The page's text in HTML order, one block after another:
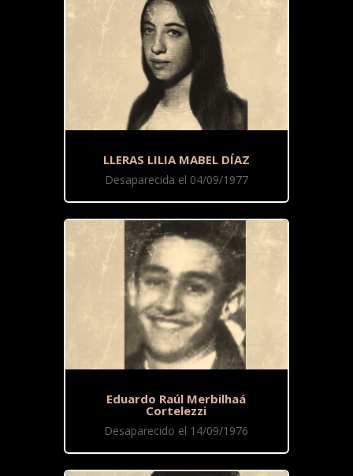
LLERAS LILIA MABEL DÍAZ
Desaparecida el 04/09/1977
Eduardo Raúl Merbilhaá
Cortelezzi
Desaparecido el 14/09/1976